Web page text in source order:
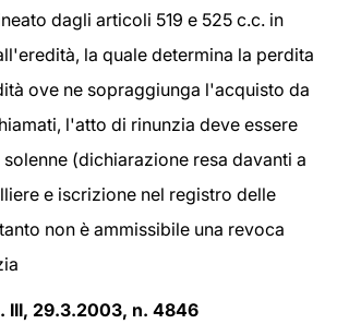
dagli articoli 519 e 525 c.c. in
la quale determina la perdita
ove ne sopraggiunga l'acquisto da
l'atto di rinunzia deve essere
(dichiarazione resa davanti a
e iscrizione nel registro delle
non è ammissibile una revoca
III, 29.3.2003, n. 4846